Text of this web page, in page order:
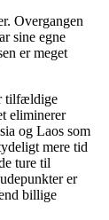
Overgangen
sine egne
er meget
tilfældige
eliminerer
og Laos som
mere tid
ture til
er
billige